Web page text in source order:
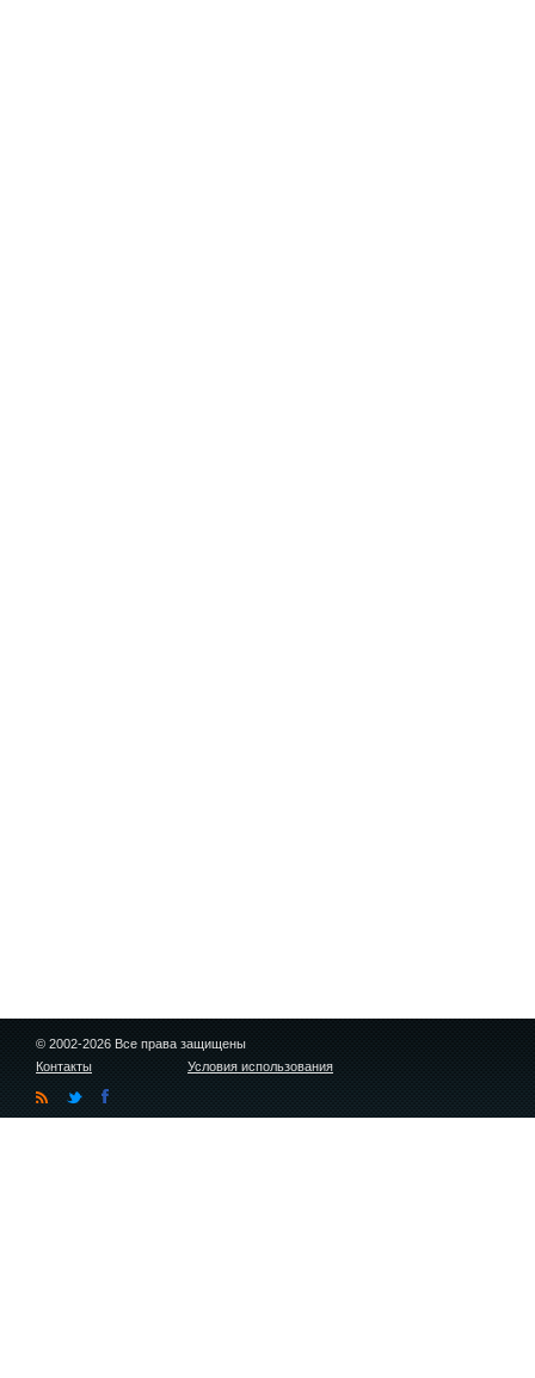
© 2002-2026 Все права защищены
Контакты
Условия использования